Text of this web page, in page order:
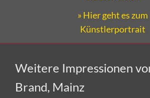
» Hier geht es zum
Künstlerportrait
Weitere Impressionen
Brand, Mainz